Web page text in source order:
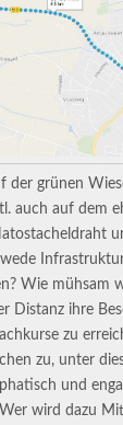
der grünen
auch auf dem
Wie mühsam
Distanz ihre
zu
zu, unter
und
wird dazu